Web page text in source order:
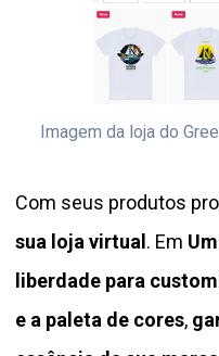
Imagem da loja do
Com seus produtos
sua loja virtual . Em
liberdade para
e a paleta de cores,